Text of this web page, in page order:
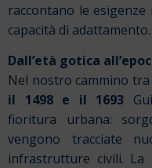
raccontano le
capacità di adattamento.
Dall’età gotica
Nel nostro cammino
il 1498 e il 1693
fioritura urbana:
vengono tracciate
infrastrutture civili. La